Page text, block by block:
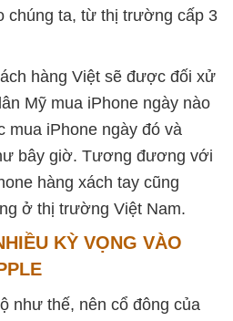
chúng ta, từ thị trường cấp 3
hàng Việt sẽ được đối xử
Mỹ mua iPhone ngày nào
mua iPhone ngày đó và
bây giờ. Tương đương với
hàng xách tay cũng
ở thị trường Việt Nam.
KỲ VỌNG VÀO
như thế, nên cổ đông của